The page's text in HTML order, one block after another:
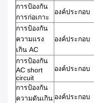
การป้องกัน
การก่อเกาะ
องค์ประกอบ
การป้องกัน
ความแรง
เกิน AC
องค์ประกอบ
การป้องกัน
AC short
circuit
องค์ประกอบ
การป้องกัน
ความดันเกิน องค์ประกอบ